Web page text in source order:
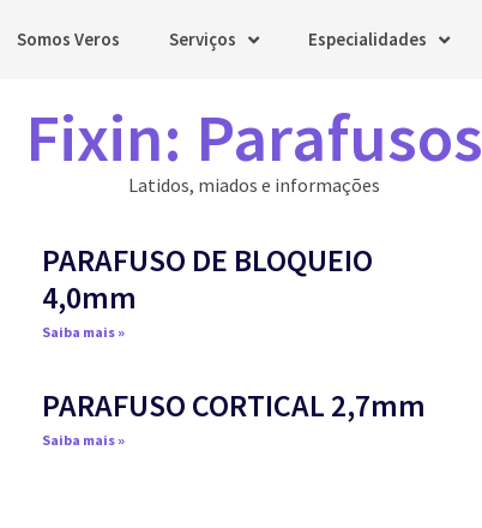
Somos Veros Serviços Especialidades
Fixin: Parafusos
Latidos, miados e informações
PARAFUSO DE BLOQUEIO
4,0mm
Saiba mais »
PARAFUSO CORTICAL 2,7mm
Saiba mais »